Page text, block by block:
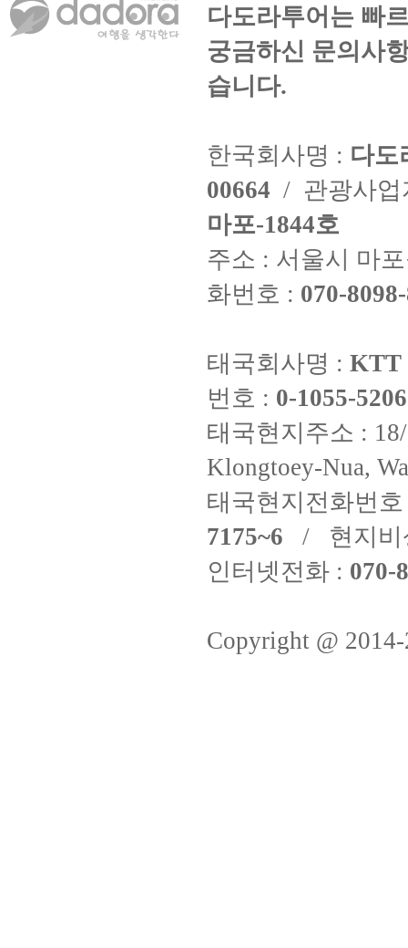
다도라투어는 빠
궁금하신 문의사
습니다.
한국회사명 : 다도
00664 / 관광사
마포-1844호
주소 : 서울시 마
화번호 : 070-
태국회사명 : KTT
번호 : 0-1055-
태국현지주소 :
Klongtoey-Nua,
태국현지전화번
7175~6 / 현지비
인터넷전화 : 070-
Copyright @